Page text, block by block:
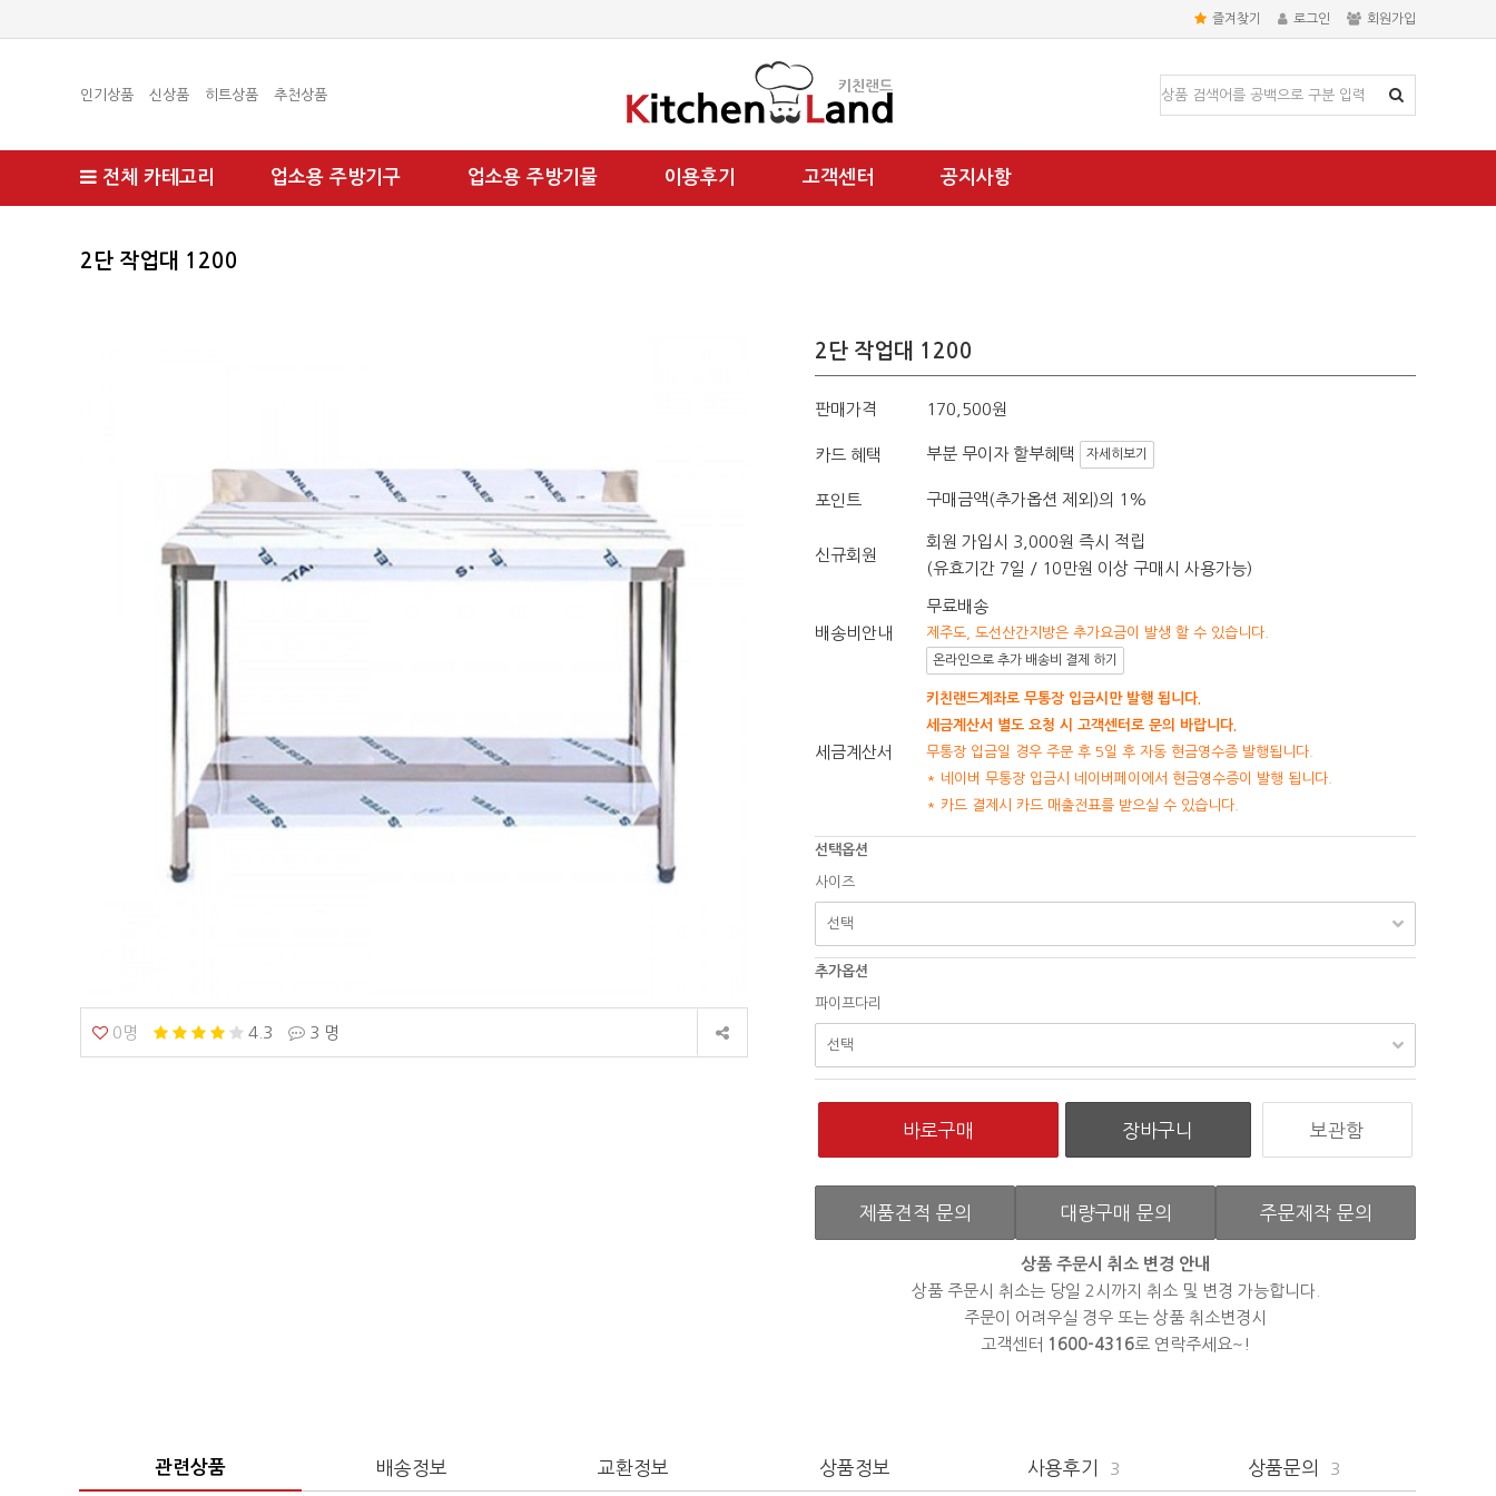
즐겨찾기 로그인 회원가입
인기상품 신상품 히트상품 추천상품
전체 카테고리 업소용 주방기구 업소용 주방기물 이용후기 고객센터 공지사항
2단 작업대 1200
0명 4.3 3 명
2단 작업대 1200
판매가격 170,500원
카드 혜택 부분 무이자 할부혜택 자세히보기
포인트 구매금액(추가옵션 제외)의 1%
신규회원
회원 가입시 3,000원 즉시 적립
(유효기간 7일 / 10만원 이상 구매시 사용가능)
배송비안내
무료배송
제주도, 도선산간지방은 추가요금이 발생 할 수 있습니다.
온라인으로 추가 배송비 결제 하기
세금계산서
키친랜드계좌로 무통장 입금시만 발행 됩니다.
세금계산서 별도 요청 시 고객센터로 문의 바랍니다.
무통장 입금일 경우 주문 후 5일 후 자동 현금영수증 발행됩니다.
* 네이버 무통장 입금시 네이버페이에서 현금영수증이 발행 됩니다.
* 카드 결제시 카드 매출전표를 받으실 수 있습니다.
선택옵션
사이즈
추가옵션
파이프다리
보관함
제품견적 문의 대량구매 문의 주문제작 문의
상품 주문시 취소 변경 안내
상품 주문시 취소는 당일 2시까지 취소 및 변경 가능합니다.
주문이 어려우실 경우 또는 상품 취소변경시
고객센터 1600-4316로 연락주세요~!
관련상품 배송정보 교환정보 상품정보 사용후기 3 상품문의 3